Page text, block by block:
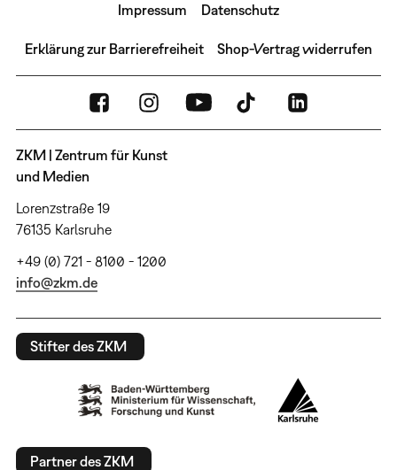
Impressum Datenschutz
Erklärung zur Barrierefreiheit Shop-Vertrag widerrufen
ZKM | Zentrum für Kunst
und Medien
Lorenzstraße 19
76135 Karlsruhe
+49 (0) 721 - 8100 - 1200
info@zkm.de
Stifter des ZKM
Partner des ZKM